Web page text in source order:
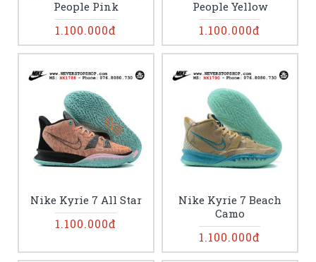
People Pink
1.100.000đ
People Yellow
1.100.000đ
Nike Kyrie 7 All Star
1.100.000đ
Nike Kyrie 7 Beach
Camo
1.100.000đ